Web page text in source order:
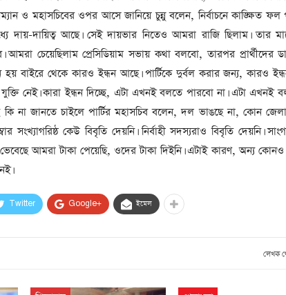
ও মহাসচিবের ওপর আসে জানিয়ে চুন্নু বলেন, নির্বাচনে কাঙ্ক্ষিত ফল
দায়-দায়িত্ব আছে। সেই দায়ভার নিতেও আমরা রাজি ছিলাম। তার
চেয়েছিলাম প্রেসিডিয়াম সভায় কথা বলবো, তারপর প্রার্থীদের
বাইরে থেকে কারও ইন্ধন আছে। পার্টিকে দুর্বল করার জন্য, কারও
নেই। কারা ইন্ধন দিচ্ছে, এটা এখনই বলতে পারবো না। এটা এখনই
না জানতে চাইলে পার্টির মহাসচিব বলেন, দল ভাঙছে না, কোন
সংখ্যাগরিষ্ঠ কেউ বিবৃতি দেয়নি। নির্বাহী সদস্যরাও বিবৃতি দেয়নি।
ভেবেছে আমরা টাকা পেয়েছি, ওদের টাকা দিইনি। এটাই কারণ, অন্য
Twitter Google+ ইমেল
লেখক